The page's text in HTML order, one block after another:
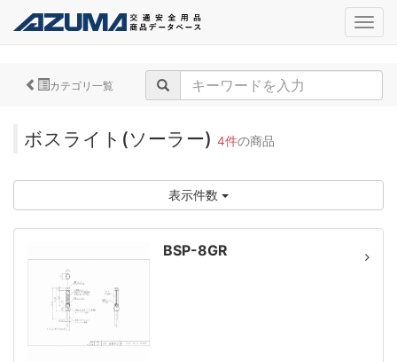
カテゴリ一覧
ボスライト(ソーラー) 4件の商品
表示件数
BSP-8GR